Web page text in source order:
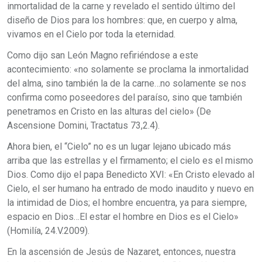
inmortalidad de la carne y revelado el sentido último del
diseño de Dios para los hombres: que, en cuerpo y alma,
vivamos en el Cielo por toda la eternidad.
Como dijo san León Magno refiriéndose a este
acontecimiento: «no solamente se proclama la inmortalidad
del alma, sino también la de la carne…no solamente se nos
confirma como poseedores del paraíso, sino que también
penetramos en Cristo en las alturas del cielo» (De
Ascensione Domini, Tractatus 73,2.4).
Ahora bien, el “Cielo” no es un lugar lejano ubicado más
arriba que las estrellas y el firmamento; el cielo es el mismo
Dios. Como dijo el papa Benedicto XVI: «En Cristo elevado al
Cielo, el ser humano ha entrado de modo inaudito y nuevo en
la intimidad de Dios; el hombre encuentra, ya para siempre,
espacio en Dios…El estar el hombre en Dios es el Cielo»
(Homilía, 24.V.2009).
En la ascensión de Jesús de Nazaret, entonces, nuestra